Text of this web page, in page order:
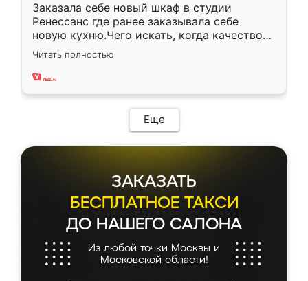
Заказала себе новый шкаф в студии
Ренессанс где ранее заказывала себе
новую кухню.Чего искать, когда качеством
вполне довольна. Служит кухня уже почти
два года, нареканий нет.
Читать полностью
Еще
ЗАКАЗАТЬ
БЕСПЛАТНОЕ ТАКСИ
ДО НАШЕГО САЛОНА
Из любой точки Москвы и
Московской области!